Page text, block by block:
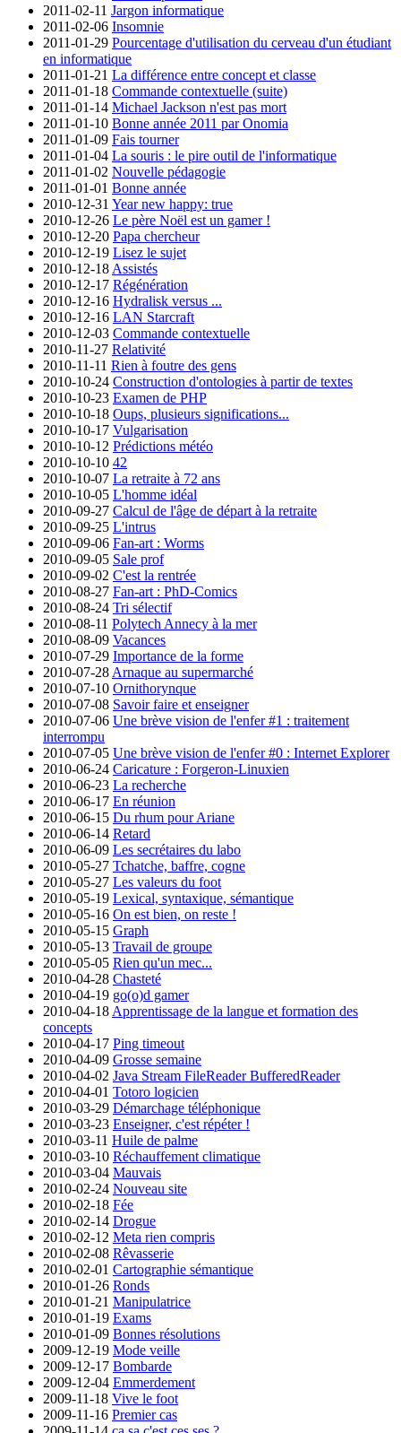
2011-02-11 Jargon informatique
2011-02-06 Insomnie
2011-01-29 Pourcentage d'utilisation du cerveau d'un étudiant
en informatique
2011-01-21 La différence entre concept et classe
2011-01-18 Commande contextuelle (suite)
2011-01-14 Michael Jackson n'est pas mort
2011-01-10 Bonne année 2011 par Onomia
2011-01-09 Fais tourner
2011-01-04 La souris : le pire outil de l'informatique
2011-01-02 Nouvelle pédagogie
2011-01-01 Bonne année
2010-12-31 Year new happy: true
2010-12-26 Le père Noël est un gamer !
2010-12-20 Papa chercheur
2010-12-19 Lisez le sujet
2010-12-18 Assistés
2010-12-17 Régénération
2010-12-16 Hydralisk versus ...
2010-12-16 LAN Starcraft
2010-12-03 Commande contextuelle
2010-11-27 Relativité
2010-11-11 Rien à foutre des gens
2010-10-24 Construction d'ontologies à partir de textes
2010-10-23 Examen de PHP
2010-10-18 Oups, plusieurs significations...
2010-10-17 Vulgarisation
2010-10-12 Prédictions météo
2010-10-10 42
2010-10-07 La retraite à 72 ans
2010-10-05 L'homme idéal
2010-09-27 Calcul de l'âge de départ à la retraite
2010-09-25 L'intrus
2010-09-06 Fan-art : Worms
2010-09-05 Sale prof
2010-09-02 C'est la rentrée
2010-08-27 Fan-art : PhD-Comics
2010-08-24 Tri sélectif
2010-08-11 Polytech Annecy à la mer
2010-08-09 Vacances
2010-07-29 Importance de la forme
2010-07-28 Arnaque au supermarché
2010-07-10 Ornithorynque
2010-07-08 Savoir faire et enseigner
2010-07-06 Une brève vision de l'enfer #1 : traitement
interrompu
2010-07-05 Une brève vision de l'enfer #0 : Internet Explorer
2010-06-24 Caricature : Forgeron-Linuxien
2010-06-23 La recherche
2010-06-17 En réunion
2010-06-15 Du rhum pour Ariane
2010-06-14 Retard
2010-06-09 Les secrétaires du labo
2010-05-27 Tchatche, baffre, cogne
2010-05-27 Les valeurs du foot
2010-05-19 Lexical, syntaxique, sémantique
2010-05-16 On est bien, on reste !
2010-05-15 Graph
2010-05-13 Travail de groupe
2010-05-05 Rien qu'un mec...
2010-04-28 Chasteté
2010-04-19 go(o)d gamer
2010-04-18 Apprentissage de la langue et formation des
concepts
2010-04-17 Ping timeout
2010-04-09 Grosse semaine
2010-04-02 Java Stream FileReader BufferedReader
2010-04-01 Totoro logicien
2010-03-29 Démarchage téléphonique
2010-03-23 Enseigner, c'est répéter !
2010-03-11 Huile de palme
2010-03-10 Réchauffement climatique
2010-03-04 Mauvais
2010-02-24 Nouveau site
2010-02-18 Fée
2010-02-14 Drogue
2010-02-12 Meta rien compris
2010-02-08 Rêvasserie
2010-02-01 Cartographie sémantique
2010-01-26 Ronds
2010-01-21 Manipulatrice
2010-01-19 Exams
2010-01-09 Bonnes résolutions
2009-12-19 Mode veille
2009-12-17 Bombarde
2009-12-04 Emmerdement
2009-11-18 Vive le foot
2009-11-16 Premier cas